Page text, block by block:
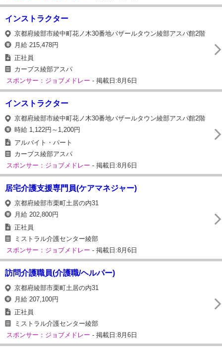
インストラクター
京都府綾部市綾中町花ノ木30番地バザールタウン綾部アスパ館2階
月給 215,478円
正社員
カーブス綾部アスパ
スポンサー：ジョブメドレー - 掲載日:8月6日
インストラクター
京都府綾部市綾中町花ノ木30番地バザールタウン綾部アスパ館2階
時給 1,122円～1,200円
アルバイト・パート
カーブス綾部アスパ
スポンサー：ジョブメドレー - 掲載日:8月6日
居宅介護支援専門員(ケアマネジャー)
京都府綾部市栗町土居の内31
月給 202,800円
正社員
ミストラル介護センター綾部
スポンサー：ジョブメドレー - 掲載日:8月6日
訪問介護職員(介護職/ヘルパー)
京都府綾部市栗町土居の内31
月給 207,100円
正社員
ミストラル介護センター綾部
スポンサー：ジョブメドレー - 掲載日:8月6日